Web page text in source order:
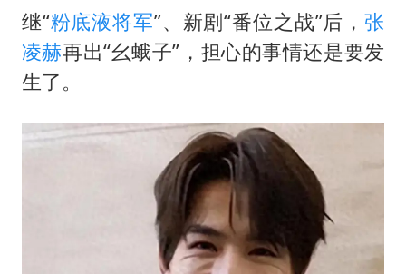
周星驰妈妈现身香港首映礼
上海地铁4条线路全线停运
56岁刘奕君跟13岁女儿合跳
继“粉底液将军”、新剧“番位之战”后，张
凌赫再出“幺蛾子”，担心的事情还是要发
生了。